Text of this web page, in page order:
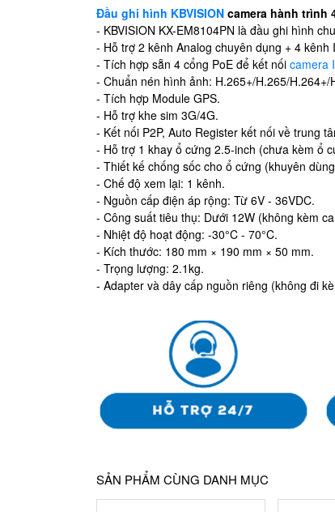
Đầu ghi hình KBVISION camera hành trình
- KBVISION KX-EM8104PN là đầu ghi hình
- Hỗ trợ 2 kênh Analog chuyên dụng + 4 kênh
- Tích hợp sẵn 4 cổng PoE để kết nốicamera
- Chuẩn nén hình ảnh: H.265+/H.265/H.264+/
- Tích hợp Module GPS.
- Hỗ trợ khe sim 3G/4G.
- Kết nối P2P, Auto Register kết nối về trung
- Hỗ trợ 1 khay ổ cứng 2.5-inch (chưa kèm ổ
- Thiết kế chống sốc cho ổ cứng (khuyên
- Chế độ xem lại: 1 kênh.
- Nguồn cấp điện áp rộng: Từ 6V - 36VDC.
- Công suất tiêu thụ: Dưới 12W (không kèm
- Nhiệt độ hoạt động: -30°C - 70°C.
- Kích thước: 180 mm × 190 mm × 50 mm.
- Trọng lượng: 2.1kg.
- Adapter và dây cấp nguồn riêng (không đi
SẢN PHẨM CÙNG DANH MỤC